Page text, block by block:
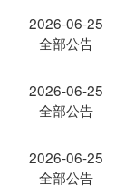
2026-06-25
全部公告
2026-06-25
全部公告
2026-06-25
全部公告